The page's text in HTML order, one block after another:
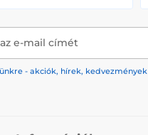
e-mail címét
- akciók, hírek, kedvezmények